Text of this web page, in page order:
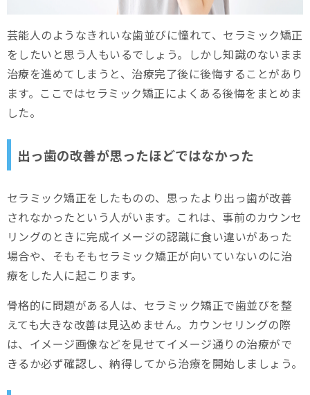
芸能人のようなきれいな歯並びに憧れて、セラミック矯正
をしたいと思う人もいるでしょう。しかし知識のないまま
治療を進めてしまうと、治療完了後に後悔することがあり
ます。ここではセラミック矯正によくある後悔をまとめま
した。
出っ歯の改善が思ったほどではなかった
セラミック矯正をしたものの、思ったより出っ歯が改善
されなかったという人がいます。これは、事前のカウンセ
リングのときに完成イメージの認識に食い違いがあった
場合や、そもそもセラミック矯正が向いていないのに治
療をした人に起こります。
骨格的に問題がある人は、セラミック矯正で歯並びを整
えても大きな改善は見込めません。カウンセリングの際
は、イメージ画像などを見せてイメージ通りの治療がで
きるか必ず確認し、納得してから治療を開始しましょう。